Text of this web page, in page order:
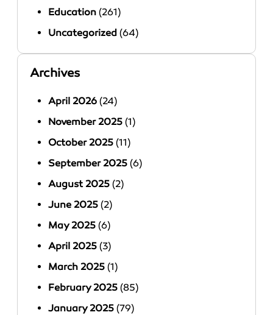
Education (261)
Uncategorized (64)
Archives
April 2026 (24)
November 2025 (1)
October 2025 (11)
September 2025 (6)
August 2025 (2)
June 2025 (2)
May 2025 (6)
April 2025 (3)
March 2025 (1)
February 2025 (85)
January 2025 (79)